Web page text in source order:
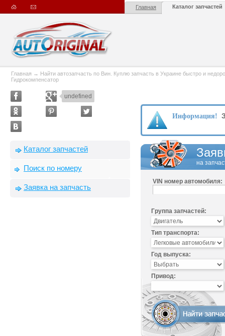
Главная Каталог запчастей
Главная → Найти автозапчасть по Вин. Куплю запчасть в Украине быстро и
Гидрокомпенсатор
undefined
Каталог запчастей
Поиск по номеру
Заявка на запчасть
Информация!
на
VIN номер автомобиля:
Группа запчастей:
Тип транспорта:
Год выпуска:
Привод: